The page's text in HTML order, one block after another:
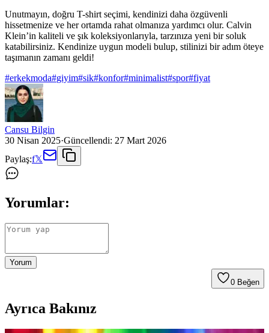
Unutmayın, doğru T-shirt seçimi, kendinizi daha özgüvenli
hissetmenize ve her ortamda rahat olmanıza yardımcı olur. Calvin
Klein’in kaliteli ve şık koleksiyonlarıyla, tarzınıza yeni bir soluk
katabilirsiniz. Kendinize uygun modeli bulup, stilinizi bir adım öteye
taşımanın zamanı geldi!
#erkekmoda#giyim#sik#konfor#minimalist#spor#fiyat
Cansu Bilgin
30 Nisan 2025·Güncellendi: 27 Mart 2026
Paylaş:f𝕏
Yorumlar:
Yorum
0 Beğen
Ayrıca Bakınız